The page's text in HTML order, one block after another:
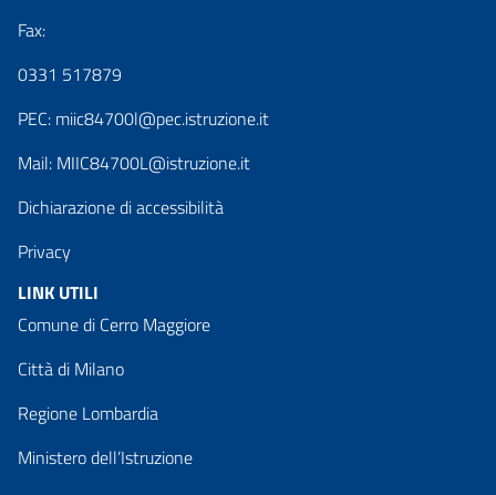
Fax:
0331 517879
PEC: miic84700l@pec.istruzione.it
Mail: MIIC84700L@istruzione.it
Dichiarazione di accessibilità
Privacy
LINK UTILI
Comune di Cerro Maggiore
Città di Milano
Regione Lombardia
Ministero dell’Istruzione